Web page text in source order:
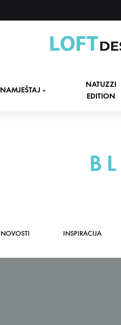
NAMJEŠTAJ +
NATUZZI
EDITION
NOVOSTI INSPIRACIJA